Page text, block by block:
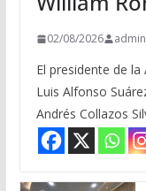
02/08/2026 admin
El presidente de
Luis Alfonso
Andrés Collazos